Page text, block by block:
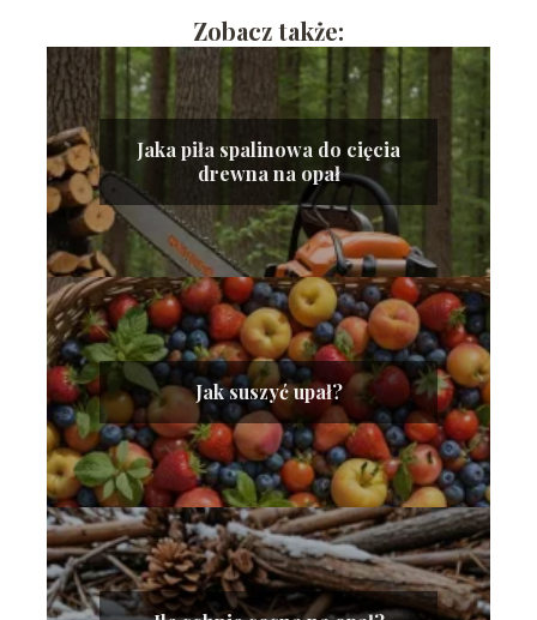
Zobacz także:
Jaka piła spalinowa do cięcia
drewna na opał
Jak suszyć upał?